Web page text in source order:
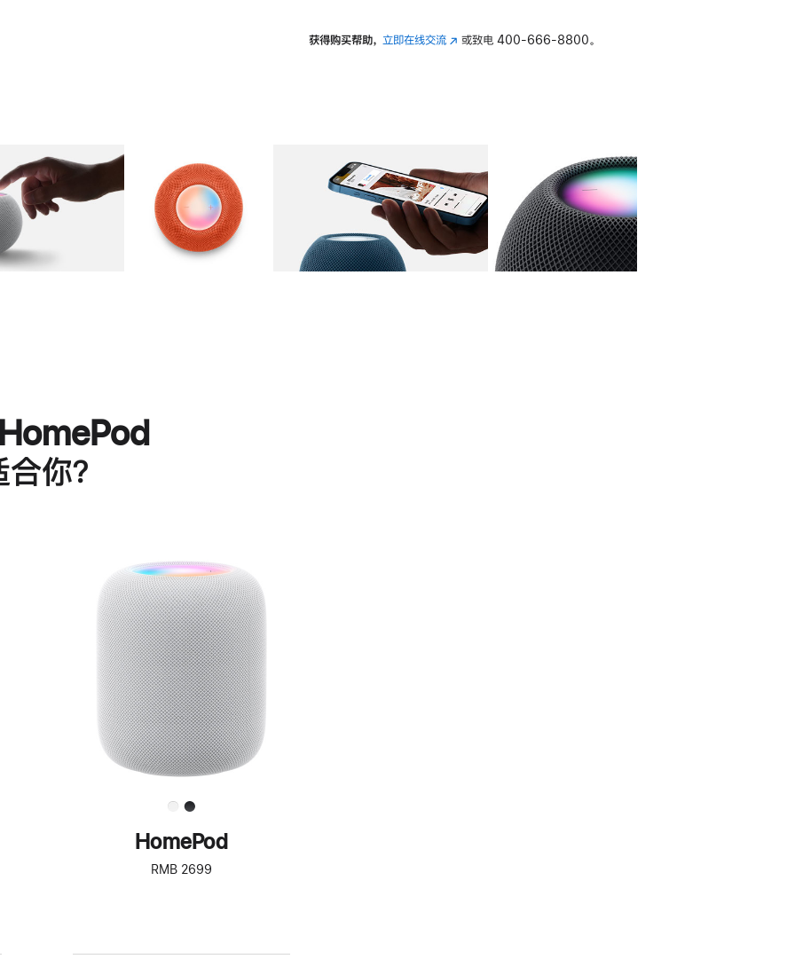
获得购买帮助， 立即在线交流(在 或致电 400-666-8800。
图库 图像 图库 图像 图库 图像 4 图库 图像 5
你？
进
一
步
了
解
HomePod<
HomePod
RMB 2699